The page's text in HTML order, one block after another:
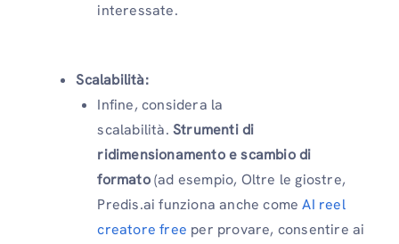
interessate.
Scalabilità:
Infine, considera la
scalabilità. Strumenti di
ridimensionamento e scambio di
formato(ad esempio, Oltre le giostre,
Predis.ai funziona anche comeAI reel
creatore free per provare, consentire ai